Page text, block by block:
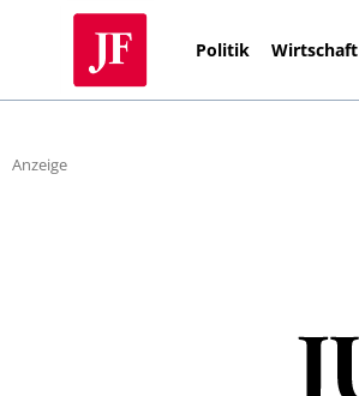
Politik Wirtschaft
Anzeige